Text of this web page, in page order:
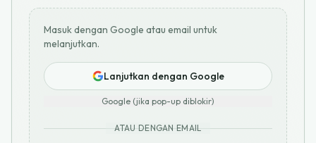
Masuk dengan Google atau email untuk
melanjutkan.
Lanjutkan dengan Google
Google (jika pop-up diblokir)
ATAU DENGAN EMAIL